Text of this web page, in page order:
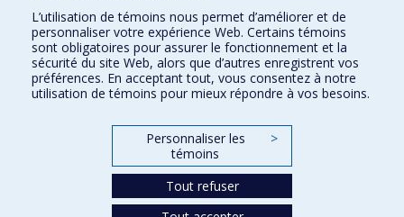
Nous trouver
Plan du site
Accessibilité
L’utilisation de témoins nous permet d’améliorer et de
personnaliser votre expérience Web. Certains témoins
sont obligatoires pour assurer le fonctionnement et la
sécurité du site Web, alors que d’autres enregistrent vos
préférences. En acceptant tout, vous consentez à notre
utilisation de témoins pour mieux répondre à vos besoins.
Personnaliser les
témoins
>
Tout refuser